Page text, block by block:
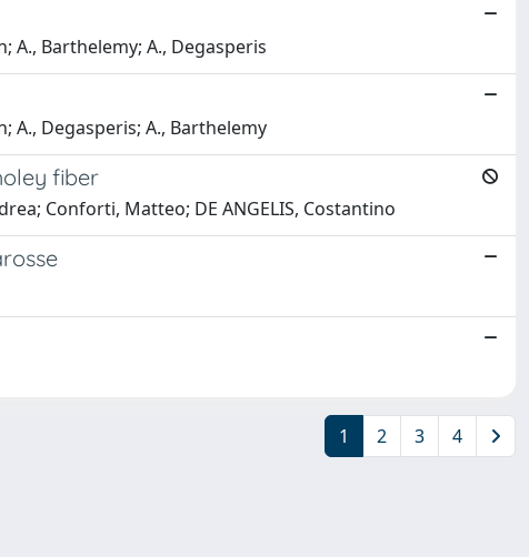
A., Barthelemy; A., Degasperis
A., Degasperis; A., Barthelemy
fiber
Conforti, Matteo; DE ANGELIS, Costantino
1 2 3 4